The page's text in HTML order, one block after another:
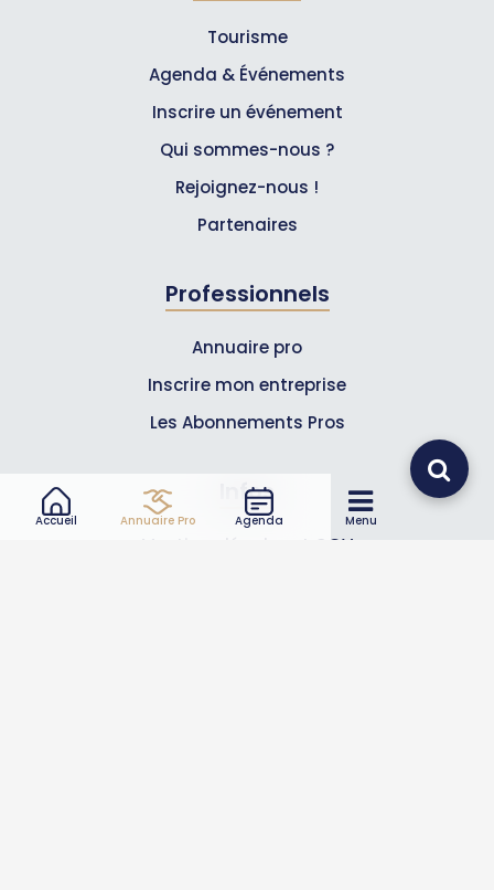
Accueil Annuaire Pro Agenda Menu
Tourisme
Agenda & Événements
Inscrire un événement
Qui sommes-nous ?
Rejoignez-nous !
Partenaires
Professionnels
Annuaire pro
Inscrire mon entreprise
Les Abonnements Pros
Infos
Mentions légales et CGV